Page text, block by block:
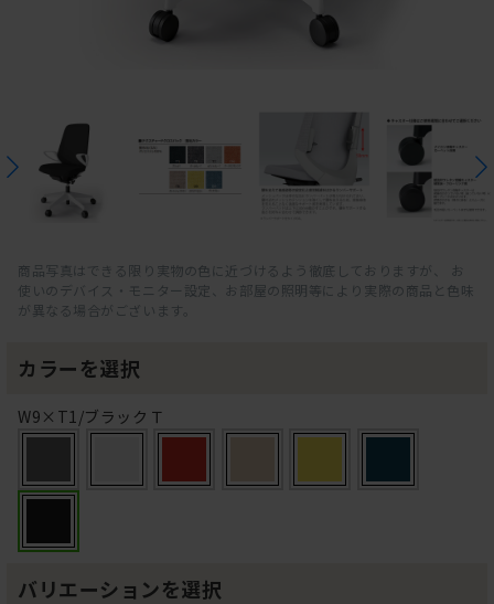
商品写真はできる限り実物の色に近づけるよう徹底しておりますが、 お
使いのデバイス・モニター設定、お部屋の照明等により実際の商品と色味
が異なる場合がございます。
カラーを選択
W9×T1/ブラックＴ
バリエーションを選択